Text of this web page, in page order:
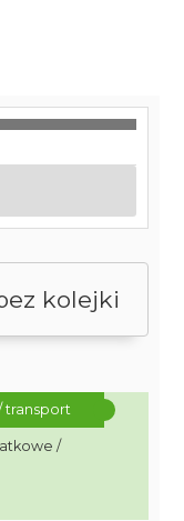
kolejki
transport
/